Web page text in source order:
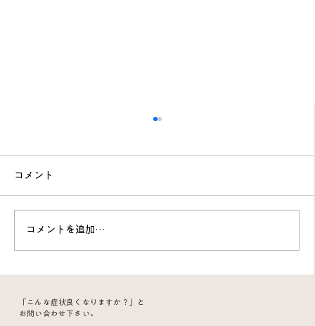
「こんな症状良くなりますか？」と
お問い合わせ下さい。
の激痛｜肋間神経痛と鍼治療の改善例
コメント
コメントを追加…